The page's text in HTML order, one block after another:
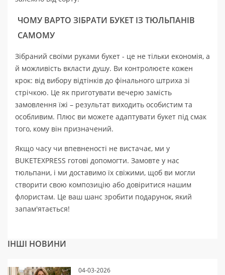
ЧОМУ ВАРТО ЗІБРАТИ БУКЕТ ІЗ ТЮЛЬПАНІВ
САМОМУ
Зібраний своїми руками букет - це не тільки економія, а
й можливість вкласти душу. Ви контролюєте кожен
крок: від вибору відтінків до фінального штриха зі
стрічкою. Це як приготувати вечерю замість
замовлення їжі – результат виходить особистим та
особливим. Плюс ви можете адаптувати букет під смак
того, кому він призначений.
Якщо часу чи впевненості не вистачає, ми у
BUKETEXPRESS готові допомогти. Замовте у нас
тюльпани, і ми доставимо їх свіжими, щоб ви могли
створити свою композицію або довіритися нашим
флористам. Це ваш шанс зробити подарунок, який
запам'ятається!
ІНШІ НОВИНИ
04-03-2026